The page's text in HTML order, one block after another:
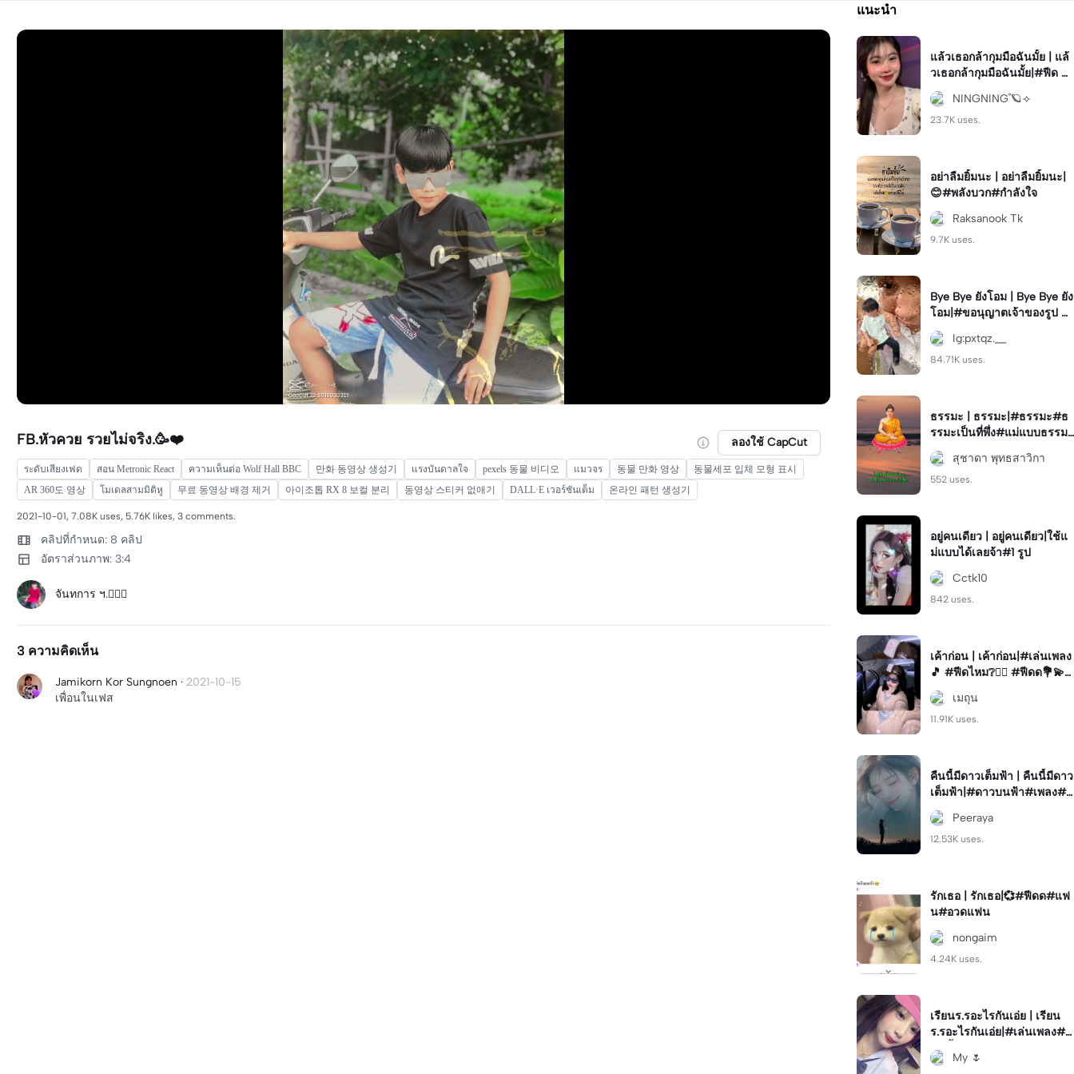
FB.หัวควย รวยไม่จริง.🥳❤️ ลองใช้ CapCut
ระดับเสียงเฟด สอน Metronic React ความเห็นต่อ Wolf Hall BBC 만화 동영상 생성기 แรงบันดาลใจ pexels 동물 비디오 แมวจร 동물 만화 영상
동물세포 입체 모형 표시
AR 360도 영상
โมเดลสามมิติหู 무료 동영상 배경 제거 아이조톱 RX 8 보컬 분리 동영상 스티커 없애기 DALL·E เวอร์ชันเต็ม 온라인 패턴 생성기
2021-10-01, 7.08K uses, 5.76K likes, 3 comments.
คลิปที่กำหนด: 8 คลิป
อัตราส่วนภาพ: 3:4
จันทการ ฯ.🖐🏻🔥
3 ความคิดเห็น
Jamikorn Kor Sungnoen · 2021-10-15
เพื่อนในเฟส
แนะนำ
แล้วเธอกล้ากุมมือฉันมั้ย | แล้
วเธอกล้ากุมมือฉันมั้ย|#ฟีด #
โทน #เล่นเพลง #มาแรง #ฮิ
ต
NINGNING˚🪐⟢
23.7K uses.
อย่าลืมยิ้มนะ | อย่าลืมยิ้มนะ|
😊#พลังบวก#กำลังใจ
Raksanook Tk
9.7K uses.
Bye Bye ยังโอม | Bye Bye ยัง
โอม|#ขอนุญาตเจ้าของรูป #
ภาพซ้อน #กำลังฮิต
Ig:pxtqz.__
84.71K uses.
ธรรมะ | ธรรมะ|#ธรรมะ#ธ
รรมะเป็นที่พึ่ง#แม่แบบธรรมะ
#sudawan
สุชาดา พุทธสาวิกา
552 uses.
อยู่คนเดียว | อยู่คนเดียว|ใช้แ
ม่แบบได้เลยจ้า#1 รูป
Cctk10
842 uses.
เค้าก่อน | เค้าก่อน|#เล่นเพลง
🎵 #ฟีดไหม❔🖐🏻 #ฟีดด💐💫
#ฟีดหน่อย🧋 #ฟีดเธอ
เมถุน
11.91K uses.
คืนนี้มีดาวเต็มฟ้า | คืนนี้มีดาว
เต็มฟ้า|#ดาวบนฟ้า#เพลง#p
eeraya
Peeraya
12.53K uses.
รักเธอ | รักเธอ|💞#ฟีดด#แฟ
น#อวดแฟน
nongaim
4.24K uses.
เรียนร.รอะไรกันเอ่ย | เรียน
ร.รอะไรกันเอ่ย|#เล่นเพลง#ค
ลิปซ้ำ#โทน
My 🌷